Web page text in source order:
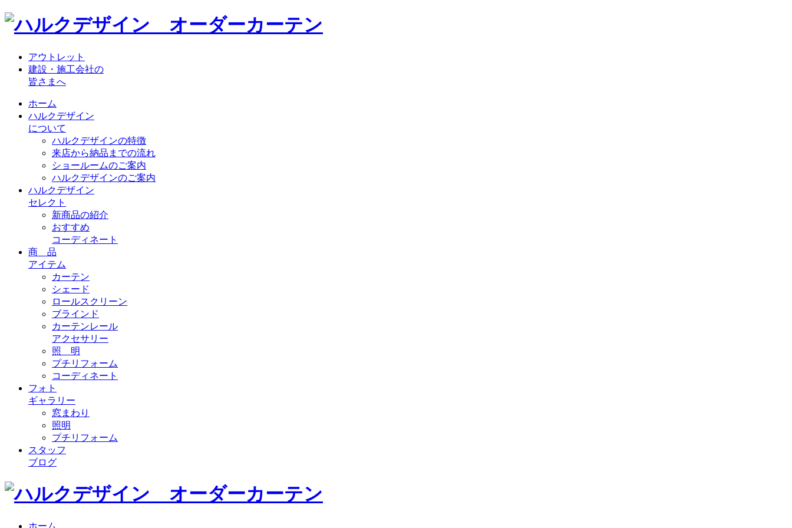
アウトレット
建設・施工会社の
皆さまへ
ホーム
ハルクデザイン
について
ハルクデザインの特徴
来店から納品までの流れ
ショールームのご案内
ハルクデザインのご案内
ハルクデザイン
セレクト
新商品の紹介
おすすめ
コーディネート
商 品
アイテム
カーテン
シェード
ロールスクリーン
ブラインド
カーテンレール
アクセサリー
照 明
プチリフォーム
コーディネート
フォト
ギャラリー
窓まわり
照明
プチリフォーム
スタッフ
ブログ
ホーム